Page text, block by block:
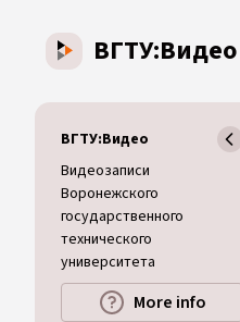
ВГТУ:Видео
ВГТУ:Видео
Видеозаписи
Воронежского
государственного
технического
университета
More info